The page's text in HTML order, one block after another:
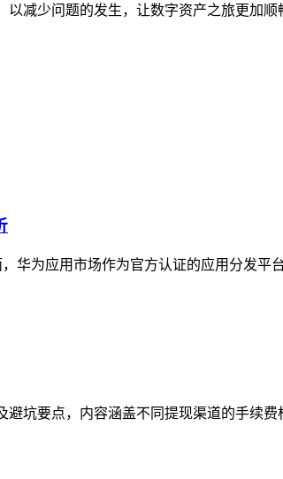
减少问题的发生，让数字资产之旅更加顺
华为应用市场作为官方认证的应用分发平
坑要点，内容涵盖不同提现渠道的手续